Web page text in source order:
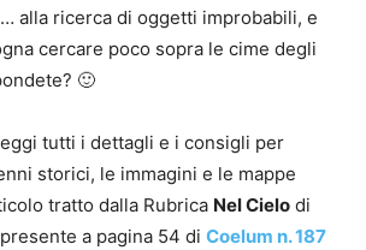
alla ricerca di oggetti improbabili, e
cercare poco sopra le cime degli
🙂
tutti i dettagli e i consigli per
storici, le immagini e le mappe
tratto dalla Rubrica Nel Cielo di
presente a pagina 54 di Coelum n. 187